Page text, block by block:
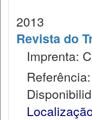
2013
Revista do
Imprenta: